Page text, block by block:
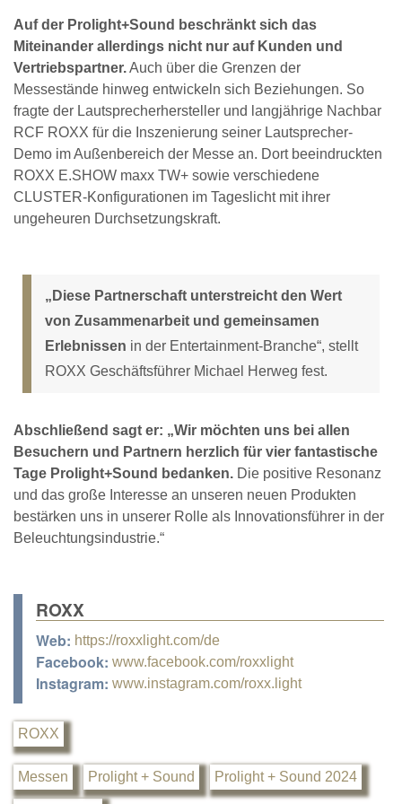
Auf der Prolight+Sound beschränkt sich das
Miteinander allerdings nicht nur auf Kunden und
Vertriebspartner.Auch über die Grenzen der
Messestände hinweg entwickeln sich Beziehungen. So
fragte der Lautsprecherhersteller und langjährige Nachbar
RCF ROXX für die Inszenierung seiner Lautsprecher-
Demo im Außenbereich der Messe an. Dort beeindruckten
ROXX E.SHOW maxx TW+ sowie verschiedene
CLUSTER-Konfigurationen im Tageslicht mit ihrer
ungeheuren Durchsetzungskraft.
„Diese Partnerschaft unterstreicht den Wert
von Zusammenarbeit und gemeinsamen
Erlebnissen in der Entertainment-Branche“, stellt
ROXX Geschäftsführer Michael Herweg fest.
Abschließend sagt er: „Wir möchten uns bei allen
Besuchern und Partnern herzlich für vier fantastische
Tage Prolight+Sound bedanken. Die positive Resonanz
und das große Interesse an unseren neuen Produkten
bestärken uns in unserer Rolle als Innovationsführer in der
Beleuchtungsindustrie.“
ROXX
Web: https://roxxlight.com/de
Facebook: www.facebook.com/roxxlight
Instagram: www.instagram.com/roxx.light
ROXX
Messen Prolight + Sound Prolight + Sound 2024